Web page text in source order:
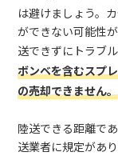
は避けましょう。
ができない可能性
送できずにトラブ
ボンベを含むスプ
の売却できません。
陸送できる距離で
送業者に規定があ